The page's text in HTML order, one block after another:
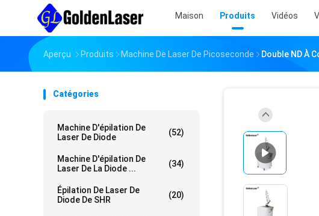
Maison Produits Vidéos
Aperçu Produits Machine De Laser De Picoseconde Double ND À
Catégories
Machine D'épilation De
Laser De Diode
(52)
Machine D'épilation De
Laser De La Diode ...
(34)
Épilation De Laser De
Diode De SHR
(20)